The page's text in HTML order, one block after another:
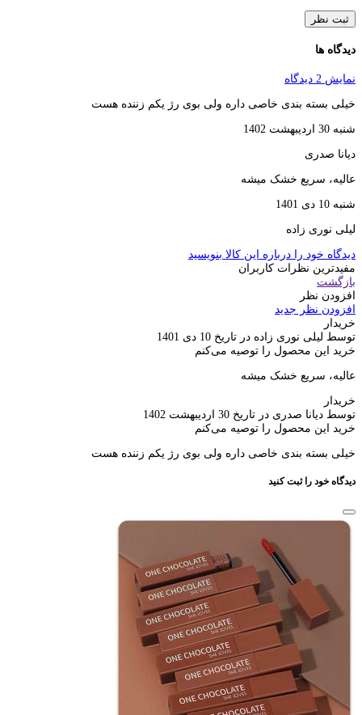
ثبت نظر
دیدگاه ها
نمایش 2 دیدگاه
خیلی بسته بندی خاصی داره ولی بوی رژ یکم زننده هست
شنبه 30 اردیبهشت 1402
دیانا صدری
عالیه، سریع خشک میشه
شنبه 10 دی 1401
لیلی نوری زاده
دیدگاه خود را درباره این کالا بنویسید
مفیدترین نظرات کاربران
بازگشت
افزودن نظر
افزودن نظر جدید
خریدار
توسط لیلی نوری زاده در تاریخ 10 دی 1401
خرید این محصول را توصیه می‌کنم
عالیه، سریع خشک میشه
خریدار
توسط دیانا صدری در تاریخ 30 اردیبهشت 1402
خرید این محصول را توصیه می‌کنم
خیلی بسته بندی خاصی داره ولی بوی رژ یکم زننده هست
دیدگاه خود را ثبت کنید